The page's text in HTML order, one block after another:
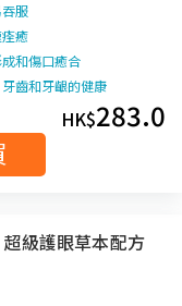
服
癒
和傷口癒合
齒和牙齦的健康
HK$283.0
級護眼草本配方